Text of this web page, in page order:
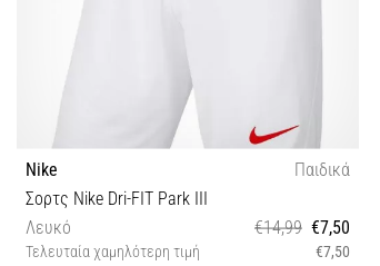
Nike
Παιδικά
Σορτς Nike Dri-FIT Park III
Λευκό
€14,99 €7,50
Τελευταία χαμηλότερη τιμή €7,50